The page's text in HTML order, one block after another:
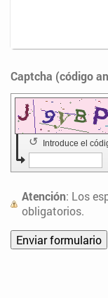
Introduce el
↺
Atención : Los
obligatorios.